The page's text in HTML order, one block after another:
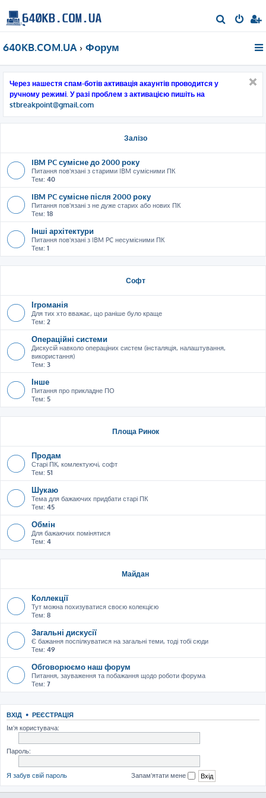
о
640KB.COM.UA Форум
Через нашестя спам-ботів активація акаунтів проводится у
ручному режимі. У разі проблем з активацією пишіть на
stbreakpoint@gmail.com
Залізо
IBM PC сумісне до 2000 року
Питання пов'язані з старими IBM сумісними ПК
Тем: 40
IBM PC сумісне після 2000 року
Питання пов'язані з не дуже старих або нових ПК
Тем: 18
Інші архітектури
Питання пов'язані з IBM PC несумісними ПК
Тем: 1
Софт
Ігроманія
Для тих хто вважає, що раніше було краще
Тем: 2
Операційні системи
Дискусій навколо операціних систем (інсталяція, налаштування,
використання)
Тем: 3
Інше
Питання про прикладне ПО
Тем: 5
Площа Ринок
Продам
Старі ПК, комлектуючі, софт
Тем: 51
Шукаю
Тема для бажаючих придбати старі ПК
Тем: 45
Обмін
Для бажаючих помінятися
Тем: 4
Майдан
Коллекції
Тут можна похизуватися своєю колекцією
Тем: 8
Загальні дискусії
Є бажання поспілкуватися на загальні теми, тоді тобі сюди
Тем: 49
Обговорюємо наш форум
Питання, зауваження та побажання щодо роботи форума
Тем: 7
ВХІД • РЕЄСТРАЦІЯ
Ім'я користувача:
Пароль:
Я забув свій пароль Запам'ятати мене